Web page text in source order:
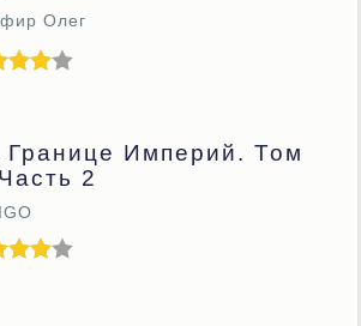
Олег
Границе Империй. Том
2